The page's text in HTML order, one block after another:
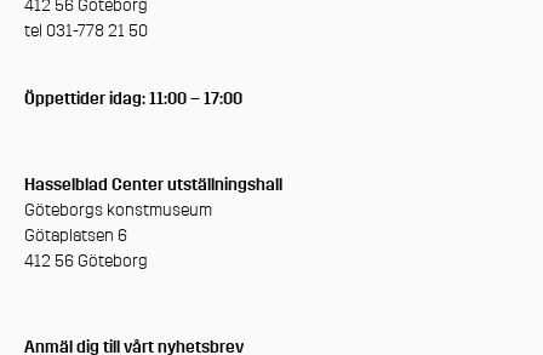
412 56 Göteborg
tel 031-778 21 50
Öppettider idag: 11:00 – 17:00
Hasselblad Center utställningshall
Göteborgs konstmuseum
Götaplatsen 6
412 56 Göteborg
Anmäl dig till vårt nyhetsbrev